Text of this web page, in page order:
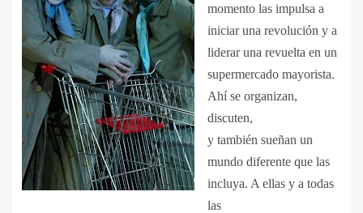
momento las impulsa a
iniciar una revolución y a
liderar una revuelta en un
supermercado mayorista.
Ahí se organizan,
discuten,
y también sueñan un
mundo diferente que las
incluya. A ellas y a todas
las